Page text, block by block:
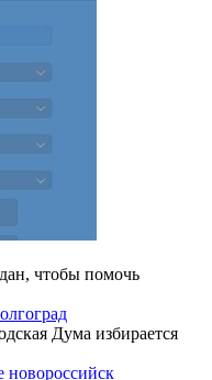
чтобы помочь
Дума избирается